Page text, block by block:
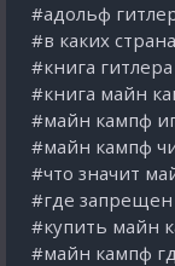
#адольф
#в каких
#книга
#книга майн
#майн кампф
#майн кампф
#что значит
#где
#купить майн
#майн кампф